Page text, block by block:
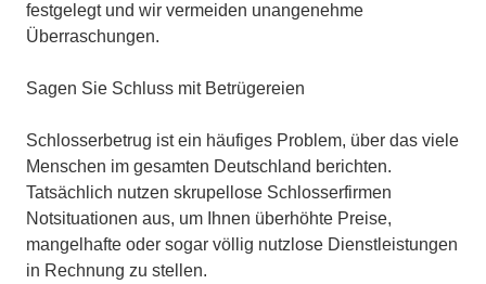
festgelegt und wir vermeiden unangenehme
Überraschungen.
Sagen Sie Schluss mit Betrügereien
Schlosserbetrug ist ein häufiges Problem, über das viele
Menschen im gesamten Deutschland berichten.
Tatsächlich nutzen skrupellose Schlosserfirmen
Notsituationen aus, um Ihnen überhöhte Preise,
mangelhafte oder sogar völlig nutzlose Dienstleistungen
in Rechnung zu stellen.